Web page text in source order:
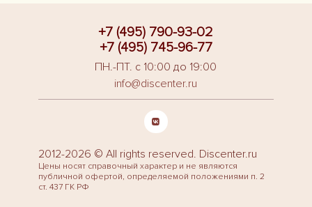
+7 (495) 790-93-02
+7 (495) 745-96-77
ПН.-ПТ. с 10:00 до 19:00
info@discenter.ru
2012-2026 © All rights reserved. Discenter.ru
Цены носят справочный характер и не являются
публичной офертой, определяемой положениями п. 2
ст. 437 ГК РФ